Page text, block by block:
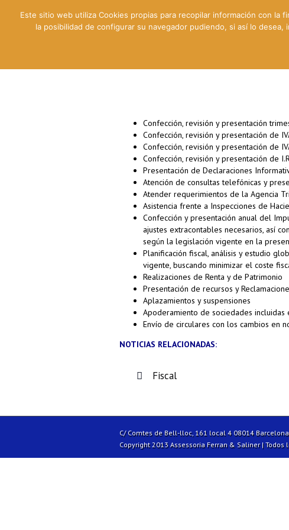
Confección, revisión y presentación
Confección, revisión y presentación de
Confección, revisión y presentación de
Confección, revisión y presentación de
Presentación de Declaraciones
Atención de consultas telefónicas y
Atender requerimientos de la Agencia
Asistencia frente a Inspecciones de
Confección y presentación anual del
ajustes extracontables necesarios, así
según la legislación vigente en la
Planificación fiscal, análisis y estudio
vigente, buscando minimizar el coste
Realizaciones de Renta y de Patrimonio
Presentación de recursos y
Aplazamientos y suspensiones
Apoderamiento de sociedades incluidas
Envío de circulares con los cambios en
NOTICIAS RELACIONADAS:
Fiscal
C/ Comtes de Bell-lloc, 161 local 4 08014
Copyright 2013 Assessoria Ferran & Saliner | Todos
Este sitio web utiliza Cookies propias para recopilar información con la
la posibilidad de configurar su navegador pudiendo, si así lo